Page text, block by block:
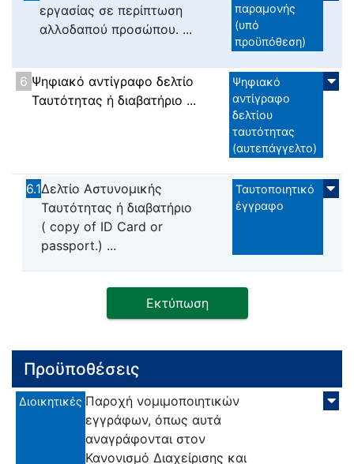
εργασίας σε περίπτωση
αλλοδαπού προσώπου. ...
παραμονής
(υπό
προϋπόθεση)
6 Ψηφιακό αντίγραφο δελτίο
Ταυτότητας ή διαβατήριο ...
Ψηφιακό
αντίγραφο
δελτίου
ταυτότητας
(αυτεπάγγελτο)
6.1Δελτίο Αστυνομικής
Ταυτότητας ή διαβατήριο
( copy of ID Card or
passport.) ...
Ταυτοποιητικό
έγγραφο
Εκτύπωση
Προϋποθέσεις
Διοικητικές Παροχή νομιμοποιητικών
εγγράφων, όπως αυτά
αναγράφονται στον
Κανονισμό Διαχείρισης και